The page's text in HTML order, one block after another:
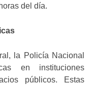
del día.
la Policía Nacional
en instituciones
públicos. Estas